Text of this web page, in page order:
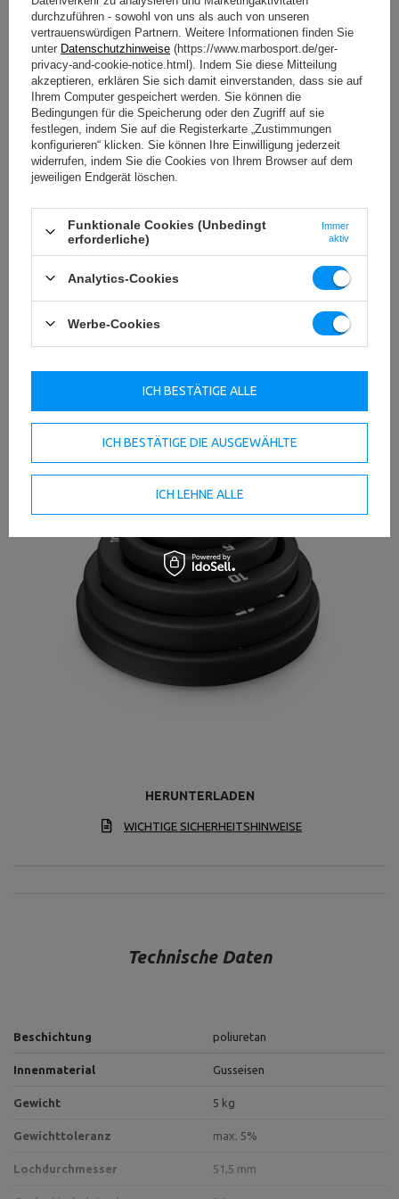
Haltbarkeit und Komfort
Die Polyurethanbeschichtung verringert das Risiko von
Schäden an Geräten und Boden. Das Training macht mehr
Spaß und Ihre Gewichte halten viele Jahre intensiver
Nutzung stand.
Olympische Gewichte aus Polyurethan sehen in jedem
Fitnessstudio großartig aus. Sie verleihen Ihrer
Trainingsumgebung Professionalität.
erfolgreiche Trainingsalternative zu Kurzhanteln.
Größe und Gewicht
Auf jeder Platte sind Gewichtsinformationen angegeben.
So können Sie schnell das richtige Gewicht finden.
UpForm-Polyurethan-Olympiagewichte sind in den
folgenden Gewichten erhältlich: 1,25 kg, 2,5 kg, 5 kg, 10
besten zu Ihrem Leistungsniveau passen.
HERUNTERLADEN
WICHTIGE SICHERHEITSHINWEISE
Technische Daten
Beschichtung poliuretan
Innenmaterial Gusseisen
Gewicht 5 kg
Gewichttoleranz max. 5%
Lochdurchmesser 51,5 mm
durchzuführen - sowohl von uns als auch von unseren
vertrauenswürdigen Partnern. Weitere Informationen finden Sie
unter Datenschutzhinweise (https://www.marbosport.de/ger-
privacy-and-cookie-notice.html). Indem Sie diese Mitteilung
akzeptieren, erklären Sie sich damit einverstanden, dass sie auf
Ihrem Computer gespeichert werden. Sie können die
Bedingungen für die Speicherung oder den Zugriff auf sie
festlegen, indem Sie auf die Registerkarte „Zustimmungen
konfigurieren“ klicken. Sie können Ihre Einwilligung jederzeit
widerrufen, indem Sie die Cookies von Ihrem Browser auf dem
jeweiligen Endgerät löschen.
Funktionale Cookies (Unbedingt
erforderliche)
Immer
aktiv
Analytics-Cookies
Werbe-Cookies
ICH BESTÄTIGE DIE AUSGEWÄHLTE
ICH LEHNE ALLE
ICH BESTÄTIGE ALLE